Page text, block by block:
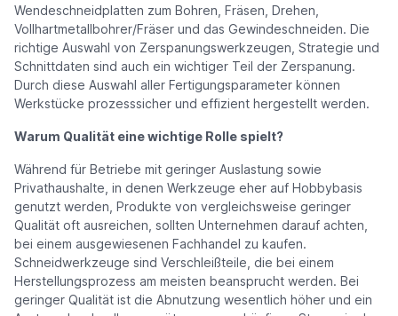
Wendeschneidplatten zum Bohren, Fräsen, Drehen,
Vollhartmetallbohrer/Fräser und das Gewindeschneiden. Die
richtige Auswahl von Zerspanungswerkzeugen, Strategie und
Schnittdaten sind auch ein wichtiger Teil der Zerspanung.
Durch diese Auswahl aller Fertigungsparameter können
Werkstücke prozesssicher und effizient hergestellt werden.
Warum Qualität eine wichtige Rolle spielt?
Während für Betriebe mit geringer Auslastung sowie
Privathaushalte, in denen Werkzeuge eher auf Hobbybasis
genutzt werden, Produkte von vergleichsweise geringer
Qualität oft ausreichen, sollten Unternehmen darauf achten,
bei einem ausgewiesenen Fachhandel zu kaufen.
Schneidwerkzeuge sind Verschleißteile, die bei einem
Herstellungsprozess am meisten beansprucht werden. Bei
geringer Qualität ist die Abnutzung wesentlich höher und ein